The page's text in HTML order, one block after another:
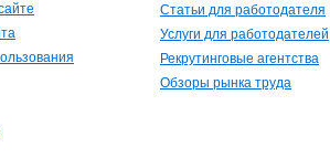
Статьи для работодателя
Услуги для работодателей
Рекрутинговые агентства
Обзоры рынка труда